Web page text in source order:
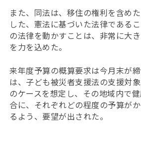
また、同法は、移住の権利を含め
した、憲法に基づいた法律である
の法律を動かすことは、非常に大
を力を込めた。
来年度予算の概算要求は今月末が
は、子ども被災者支援法の支援対
のケースを想定し、その地域内で
合に、それぞれどの程度の予算が
るよう、要望が出された。